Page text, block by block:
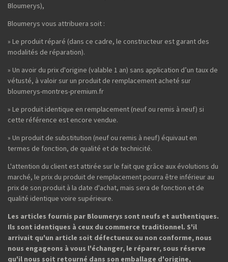
Bloumerys),
Bloumerys vous attribuera soit :
» Le produit réparé (dans ce cadre, le constructeur est garant des
modalités de réparation).
» Un avoir du prix d'origine (valable 1 an) sans application d’un taux de
vétusté, à valoir sur un produit de remplacement acheté sur
bloumerys-montres-premium.fr
» Le produit identique en remplacement (neuf ou remis à neuf) si
cette référence est encore vendue.
» Un produit de substitution (neuf ou remis à neuf) équivaut en
termes de fonction, de qualité et de technicité.
L'attention du client est attirée sur le fait que grâce aux évolutions du
marché, le prix du produit de remplacement pourra être inférieur au
prix de son produit à la date d'achat, mais sera de fonction et de
qualité identique voire supérieure.
Les articles fournis par Bloumerys sont neufs et authentiques.
Ils sont identiques à ceux du commerce traditionnel. S'il
arrivait qu'un article soit défectueux ou non conforme, nous
nous engageons à vous l'échanger, le réparer, sous réserve
qu'il nous soit retourné dans son emballage d'origine,